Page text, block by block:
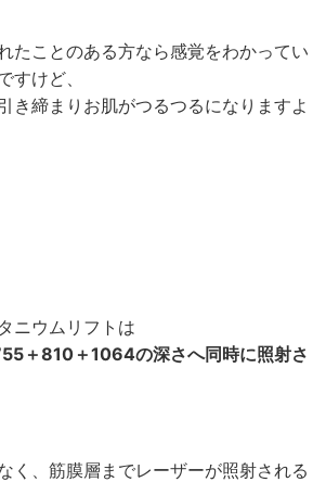
たことのある方なら感覚をわかってい
すけど、
き締まりお肌がつるつるになりますよ
ニウムリフトは
＋810＋1064の深さへ同時に照射さ
く、筋膜層までレーザーが照射される